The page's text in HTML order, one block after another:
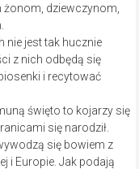
żonom, dziewczynom,
nie jest tak hucznie
z nich odbędą się
i recytować
święto to kojarzy się
się narodził.
się bowiem z
i Europie. Jak podają